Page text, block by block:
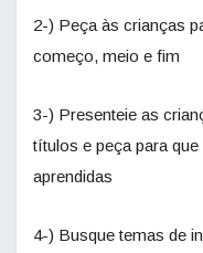
2-) Peça às crianças
começo, meio e fim
3-) Presenteie as
títulos e peça para
aprendidas
4-) Busque temas de